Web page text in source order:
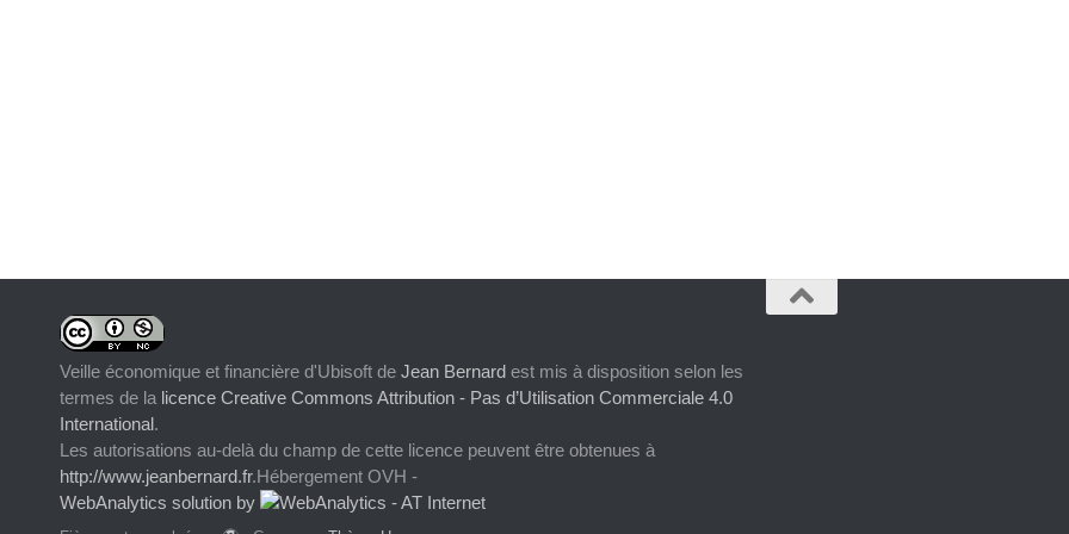
Veille économique et financière d'Ubisoft de Jean Bernard est mis à disposition selon les
termes de la licence Creative Commons Attribution - Pas d’Utilisation Commerciale 4.0
International.
Les autorisations au-delà du champ de cette licence peuvent être obtenues à
http://www.jeanbernard.fr.Hébergement OVH -
WebAnalytics solution by